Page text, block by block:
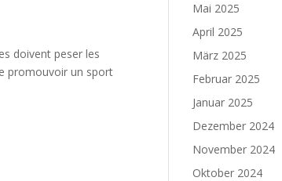
doivent peser les
promouvoir un sport
Mai 2025
April 2025
März 2025
Februar 2025
Januar 2025
Dezember 2024
November 2024
Oktober 2024